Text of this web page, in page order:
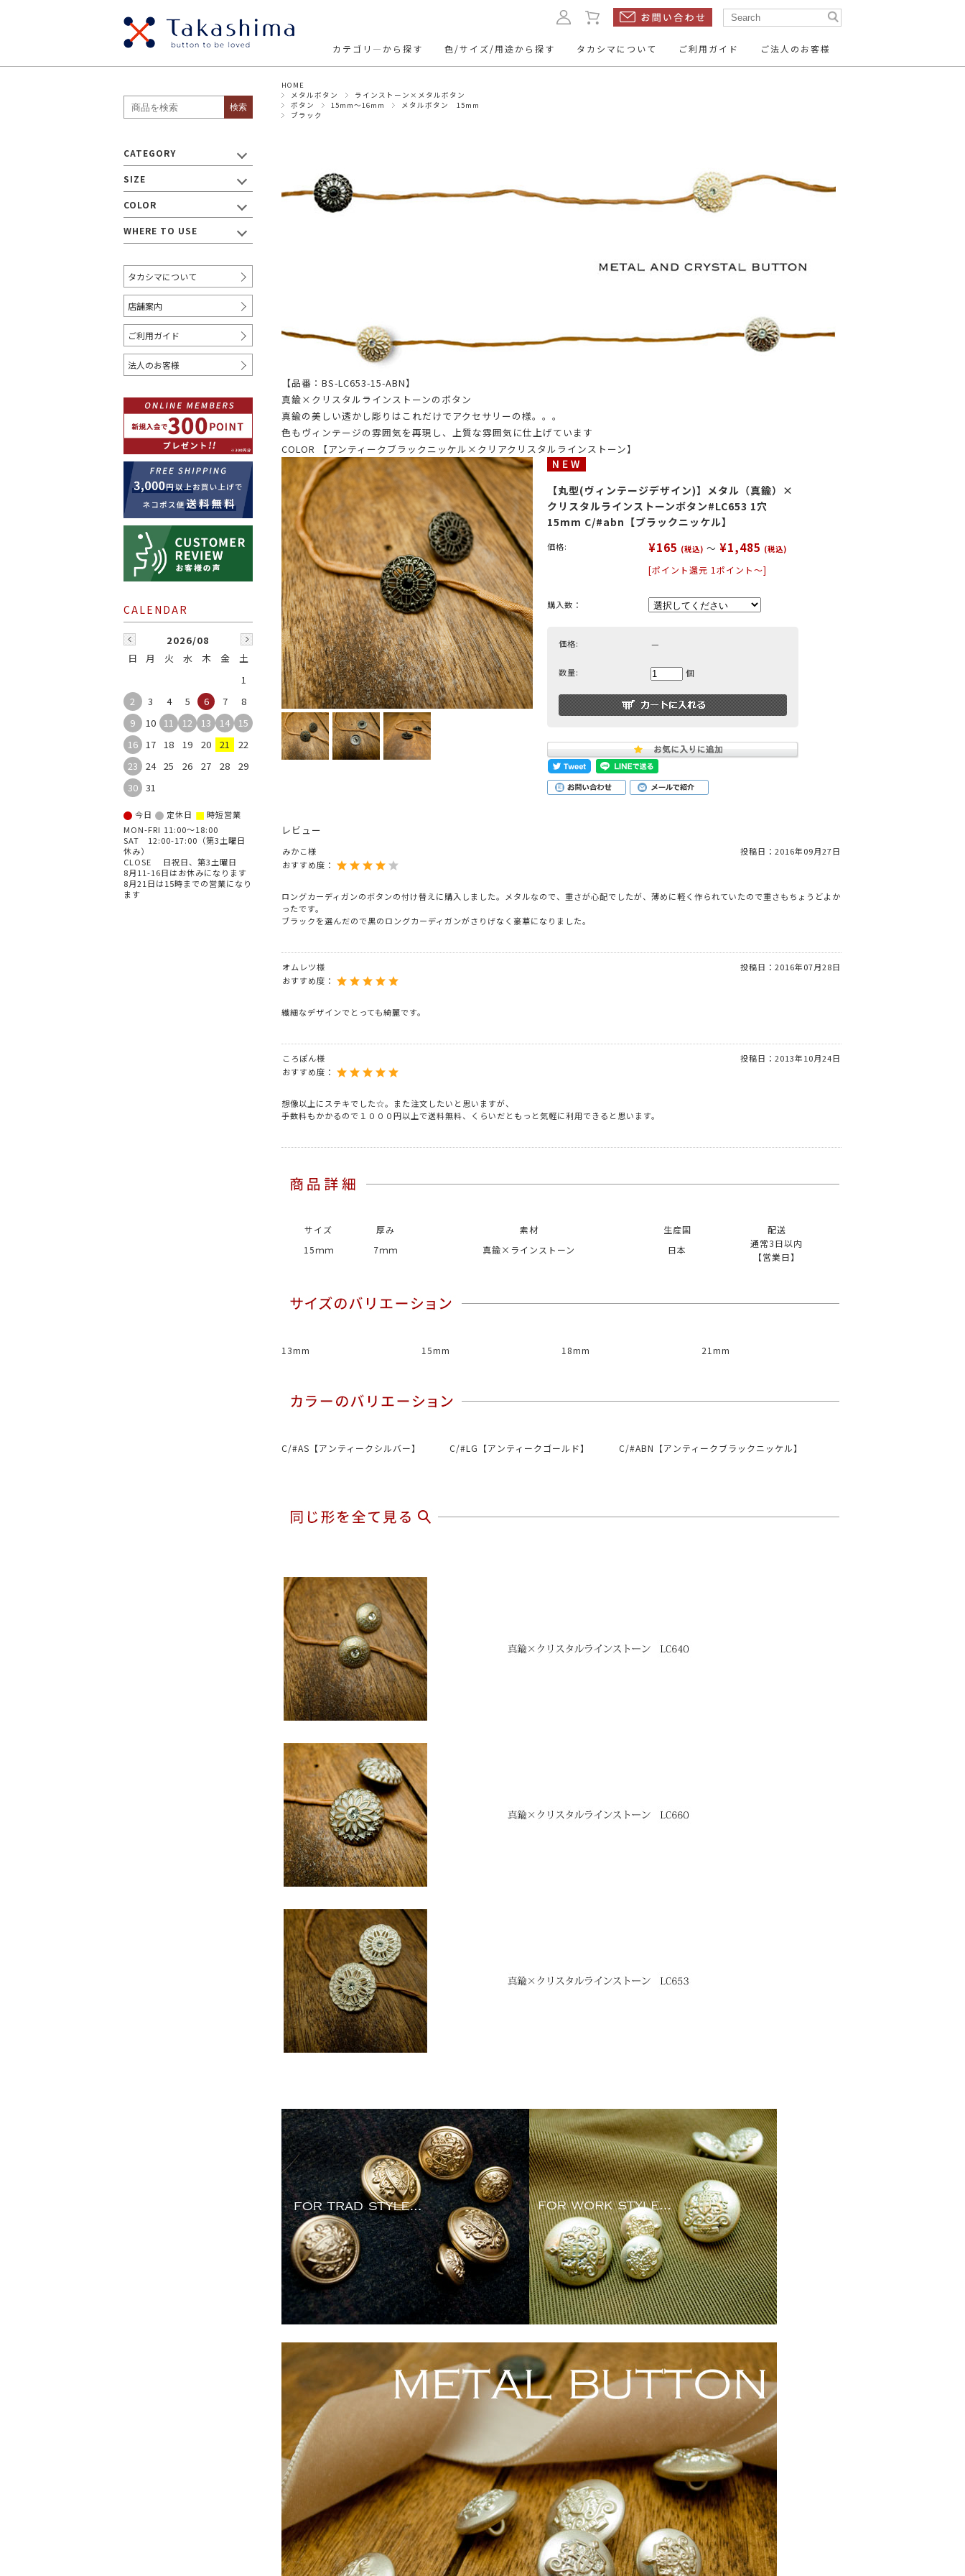
カテゴリ―から探す
貝ボタン メタルボタン 本水牛ボタン
ウッドボタン
ビジューボタン ヴィンテージボタン アクセサリーパーツ
色/サイズ/用途から探す
SIZE
・ボタン
17mm
～18mm
19mm
20mm
～21mm
35mm
・リボン/テープ
～9mm 10mm～
20mm～ 30mm～
10mm～ 15mm～ 20mm～
COLOR
ベージュ ブラック グレー
レッド オレンジ ゴールド シルバー クリア ミックス
WHERE TO USE
シャツ コート ジャケットスーツ アクセサリー ニット その他小物
タカシマについて ご利用ガイド ご法人のお客様
HOME
メタルボタン
ラインストーン×メタルボタン
ボタン
15mm～16mm
メタルボタン 15mm
ブラック
【品番：BS-LC653-15-ABN】
真鍮×クリスタルラインストーンのボタン
真鍮の美しい透かし彫りはこれだけでアクセサリーの様。。。
色もヴィンテージの雰囲気を再現し、上質な雰囲気に仕上げています
COLOR 【アンティークブラックニッケル×クリアクリスタルラインストーン】
【丸型(ヴィンテージデザイン)】メタル（真鍮）×
クリスタルラインストーンボタン#LC653 1穴
15mm C/#abn【ブラックニッケル】
価格: ¥165 (税込) ～ ¥1,485 (税込)
[ポイント還元 1ポイント～]
購入数：
価格: －
数量: 個
レビュー
みかこ様 投稿日： 2016年09月27日
おすすめ度：
ロングカーディガンのボタンの付け替えに購入しました。メタルなので、重さが心配でしたが、薄めに軽く作られていたので重さもちょうどよか
ったです。
ブラックを選んだので黒のロングカーディガンがさりげなく豪華になりました。
オムレツ様 投稿日： 2016年07月28日
おすすめ度：
繊細なデザインでとっても綺麗です。
ころぽん様 投稿日： 2013年10月24日
おすすめ度：
想像以上にステキでした☆。また注文したいと思いますが、
手数料もかかるので１０００円以上で送料無料、くらいだともっと気軽に利用できると思います。
サイズ 厚み 素材 生産国
配送
15ｍｍ
7ｍｍ 真鍮×ラインストーン 日本
通常3日以内
【営業日】
13mm 15mm 18mm 21mm
C/#AS【アンティークシルバー】 C/#LG【アンティークゴールド】 C/#ABN【アンティークブラックニッケル】
検索
CATEGORY
SIZE
COLOR
WHERE TO USE
タカシマについて
店舗案内
ご利用ガイド
法人のお客様
2026/08
日
月 火 水 木 金
土
1
2
3 4 5 6 7
8
9
10 11 12 13 14
15
16
17 18 19 20 21
22
23
24 25 26 27 28
29
30
31
今日 定休日 ■ 時短営業
MON-FRI 11:00～18:00
SAT 12:00-17:00（第3土曜日
休み）
CLOSE 日祝日、第3土曜日
8月11-16日はお休みになります
8月21日は15時までの営業になり
ます